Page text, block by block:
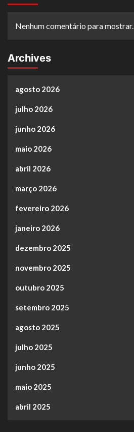
Nenhum comentário para mostrar.
Archives
agosto 2026
julho 2026
junho 2026
maio 2026
abril 2026
março 2026
fevereiro 2026
janeiro 2026
dezembro 2025
novembro 2025
outubro 2025
setembro 2025
agosto 2025
julho 2025
junho 2025
maio 2025
abril 2025